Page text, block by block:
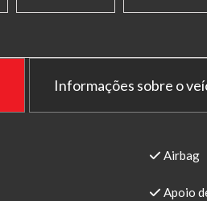
Informações sobre o
Airbag
Apoio